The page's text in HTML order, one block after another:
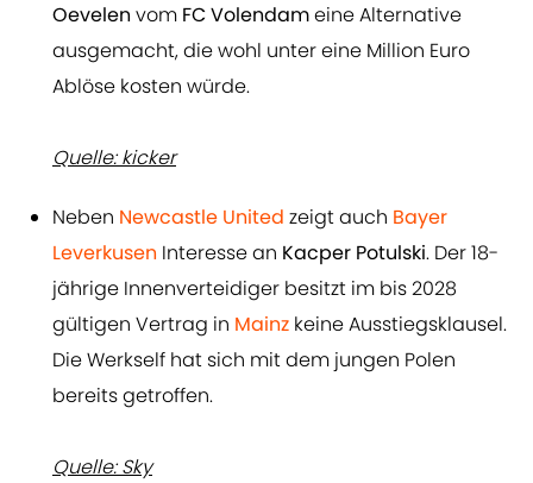
Oevelen vom FC Volendameine Alternative
ausgemacht, die wohl unter eine Million Euro
Ablöse kosten würde.
Quelle: kicker
Neben Newcastle United zeigt auch Bayer
Leverkusen Interesse an Kacper Potulski. Der 18-
jährige Innenverteidiger besitzt im bis 2028
gültigen Vertrag in Mainz keine Ausstiegsklausel.
Die Werkself hat sich mit dem jungen Polen
bereits getroffen.
Quelle: Sky